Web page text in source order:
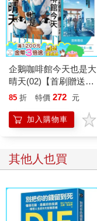
企鵝咖啡館今天也是大
晴天(02)【首刷贈送
「謹賀新年」收藏卡】
85 折 特價 272 元
加入購物車
其他人也買